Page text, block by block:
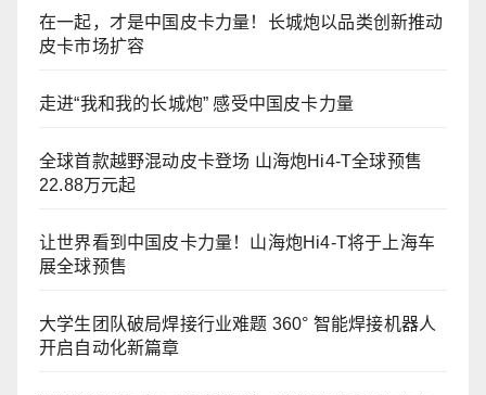
在一起，才是中国皮卡力量！长城炮以品类创新推动
皮卡市场扩容
走进“我和我的长城炮” 感受中国皮卡力量
全球首款越野混动皮卡登场 山海炮Hi4-T全球预售
22.88万元起
让世界看到中国皮卡力量！山海炮Hi4-T将于上海车
展全球预售
大学生团队破局焊接行业难题 360° 智能焊接机器人
开启自动化新篇章